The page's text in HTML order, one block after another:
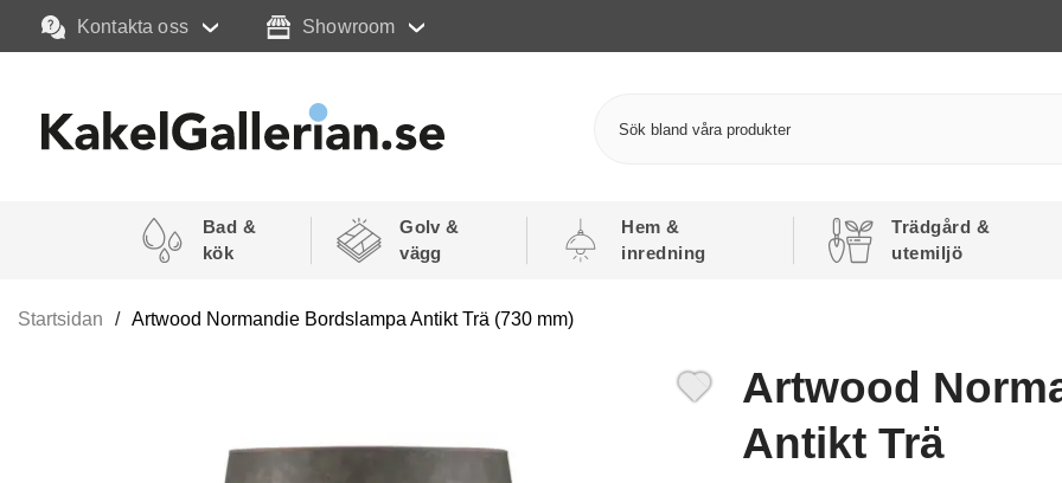
Kontakta oss Showroom
Bad &
kök
Golv &
vägg
Hem &
inredning
Trädgård &
utemiljö
Startsidan Artwood Normandie Bordslampa Antikt Trä (730 mm)
Artwood
Antikt Trä